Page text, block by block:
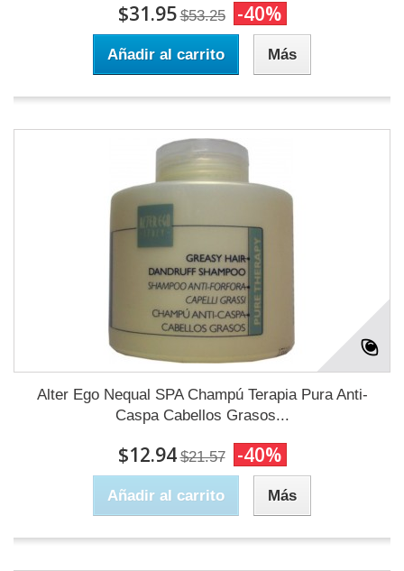
$31.95 $53.25 -40%
Añadir al carrito Más
Alter Ego Nequal SPA Champú Terapia Pura Anti-
Caspa Cabellos Grasos...
$12.94 $21.57 -40%
Añadir al carrito Más